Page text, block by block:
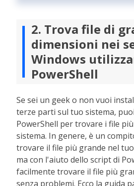
2. Trova file di
dimensioni nei
Windows
PowerShell
Se sei un geek o non vuoi
terze parti sul tuo sistema,
PowerShell per trovare i file
sistema. In genere, è un
trovare il file più grande nel
ma con l'aiuto dello script di
facilmente trovare il file più
senza problemi. Ecco la guida